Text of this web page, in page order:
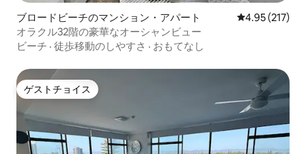
ブロードビーチのマンション・アパート レビュー217
4.95 (217)
オラクル32階の豪華なオーシャンビュー
ビーチ · 徒歩移動のしやすさ · おもてなし
ゲストチョイス
ゲストチョイス